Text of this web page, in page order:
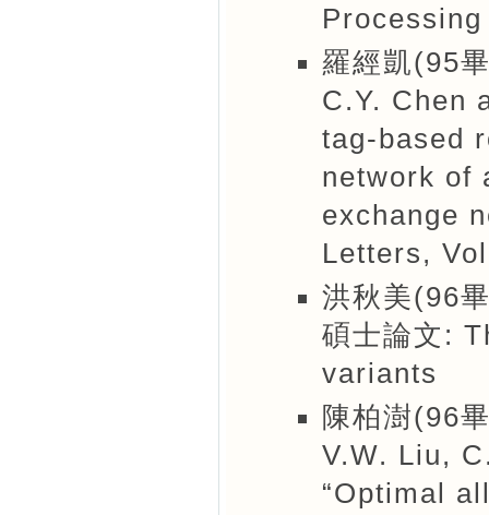
羅經凱(95
C.Y. Chen
tag-based
network of
exchange
Letters,
洪秋美(96
碩士論文:
variants
陳柏澍(96
V.W. Liu,
“Optimal